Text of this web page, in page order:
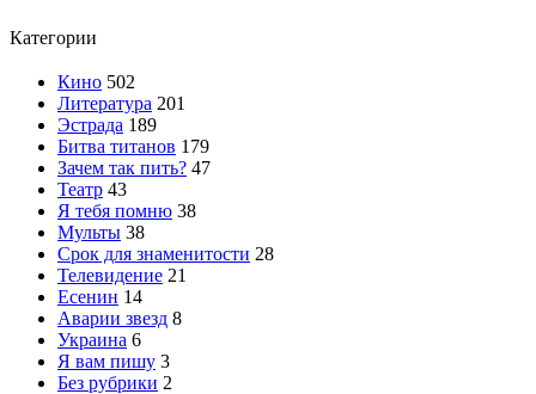
Категории
Кино 502
Литература 201
Эстрада 189
Битва титанов 179
Зачем так пить? 47
Театр 43
Я тебя помню 38
Мульты 38
Срок для знаменитости 28
Телевидение 21
Есенин 14
Аварии звезд 8
Украина 6
Я вам пишу 3
Без рубрики 2